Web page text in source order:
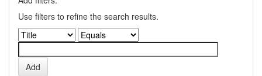
Use filters to refine the search results.